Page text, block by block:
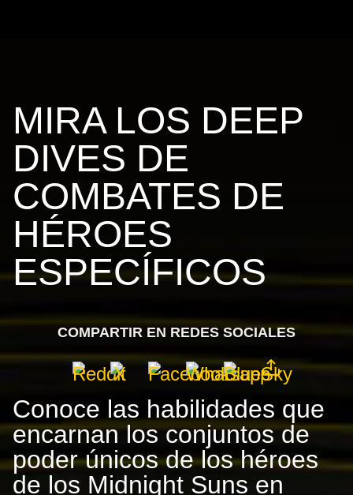
MIRA LOS DEEP
DIVES DE
COMBATES DE
HÉROES
ESPECÍFICOS
COMPARTIR EN REDES SOCIALES
Conoce las habilidades que
encarnan los conjuntos de
poder únicos de los héroes
de los Midnight Suns en